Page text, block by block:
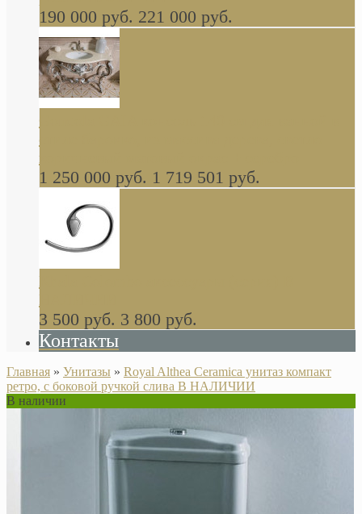
190 000 руб. 221 000 руб.
стиле барокко, из массива дерева, светло
коричневый матовый окрас + серебро
1 250 000 руб. 1 719 501 руб.
Khala Colombo аксессуары (серия) В
НАЛИЧИИ
3 500 руб. 3 800 руб.
Контакты
Главная » Унитазы » Royal Althea Ceramica унитаз компакт
ретро, с боковой ручкой слива В НАЛИЧИИ
В наличии